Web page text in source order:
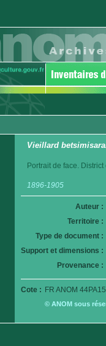
Vieillard
Portrait de face.
1896-1905
Auteur :
Territoire :
Type de document :
Support et dimensions :
Provenance :
Cote : FR ANOM
© ANOM sous